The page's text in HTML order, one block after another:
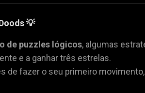
💡
de puzzles lógicos, algumas
e a ganhar três estrelas.
de fazer o seu primeiro